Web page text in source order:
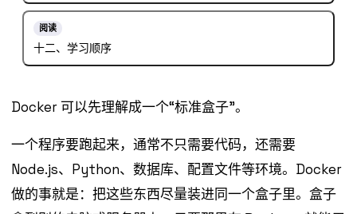
阅读
十二、学习顺序
Docker 可以先理解成一个“标准盒子”。
一个程序要跑起来，通常不只需要代码，还需要
Node.js、Python、数据库、配置文件等环境。Docker
做的事就是：把这些东西尽量装进同一个盒子里。盒子